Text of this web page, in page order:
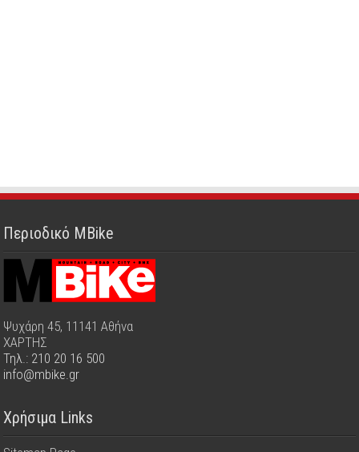
Περιοδικό MBike
Ψυχάρη 45, 11141 Αθήνα
ΧΑΡΤΗΣ
Τηλ.: 210 20 16 500
info@mbike.gr
Χρήσιμα Links